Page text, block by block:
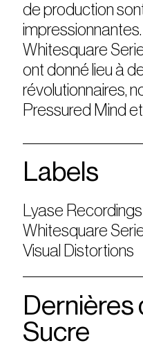
de production
impressionnantes.
Whitesquare
ont donné lieu à
révolutionnaires,
Pressured Mind
Labels
Lyase Recordings
Whitesquare
Visual Distortions
Dernières
Sucre